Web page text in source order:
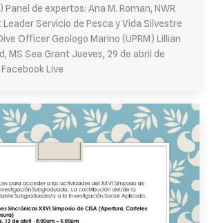
Panel de expertos: Ana M. Roman, NWR
Servicio de Pesca y Vida Silvestre
Officer Geologo Marino (UPRM) Lillian
MS Sea Grant Jueves, 29 de abril de
Live